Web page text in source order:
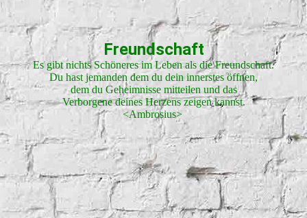
2012-08-20 17.24.48
Freundschaft
Es gibt nichts Schöneres im Leben als die Freundschaft.
Du hast jemanden dem du dein innerstes öffnen,
dem du Geheimnisse mitteilen und das
Verborgene deines Herzens zeigen kannst.
<Ambrosius>